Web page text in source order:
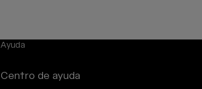
Ayuda
Centro de ayuda